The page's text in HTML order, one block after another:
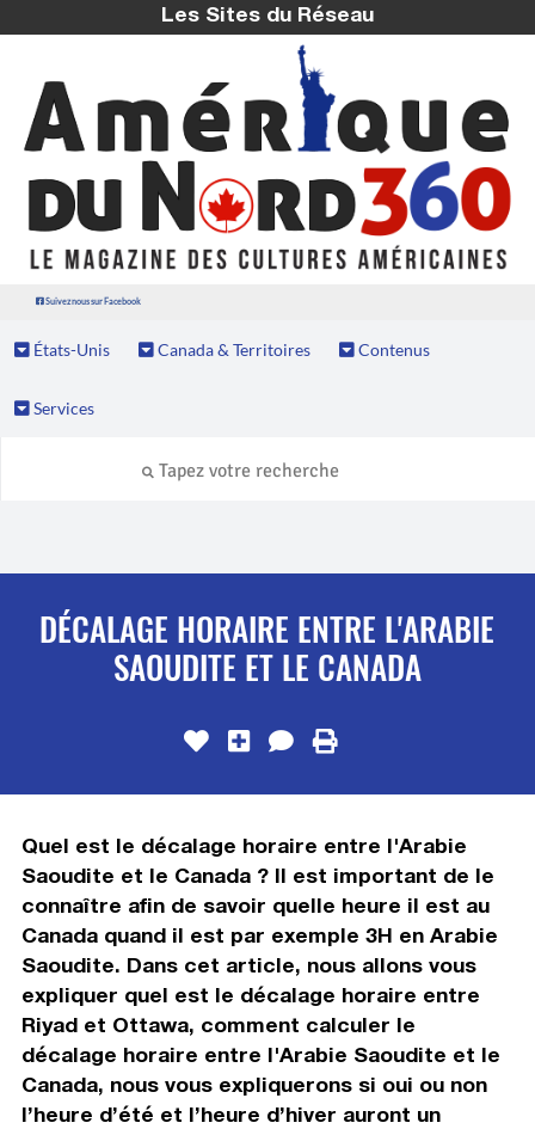
Les Sites du Réseau
Suivez nous sur Facebook
États-Unis Canada & Territoires Contenus
Services
DÉCALAGE HORAIRE ENTRE L'ARABIE
SAOUDITE ET LE CANADA
Quel est le décalage horaire entre l'Arabie
Saoudite et le Canada ? Il est important de le
connaître afin de savoir quelle heure il est au
Canada quand il est par exemple 3H en Arabie
Saoudite. Dans cet article, nous allons vous
expliquer quel est le décalage horaire entre
Riyad et Ottawa, comment calculer le
décalage horaire entre l'Arabie Saoudite et le
Canada, nous vous expliquerons si oui ou non
l’heure d’été et l’heure d’hiver auront un